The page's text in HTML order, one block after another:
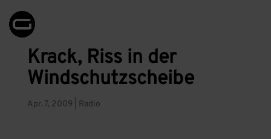
Krack, Riss in der
Windschutzscheibe
Apr. 7, 2009 Radio